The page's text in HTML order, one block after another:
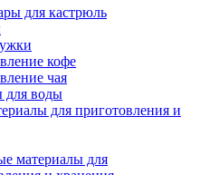
для кастрюль
кофе
чая
для воды
для приготовления и
материалы для